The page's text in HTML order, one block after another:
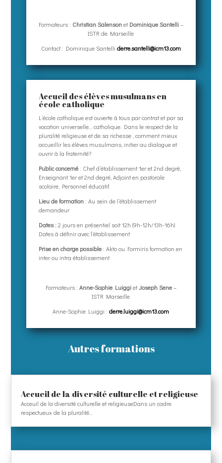
Formateurs : Christian SalensonetDominique Santelli–
ISTR de Marseille
Contact : Dominique Santelli derre.santelli@icm13.com
Accueil des élèves musulmans en
école catholique
L’école catholique est ouverte à tous par contrat et par sa
vocation universelle… catholique. Dans le respect de la
pluralité religieuse et de sa richesse , comment mieux
accueillir les élèves musulmans, initier au dialogue et
ouvrir à la fraternité?
Public concerné: Chef d’établissement 1er et 2nd degré,
Enseignant 1er et 2nd degré, Adjoint en pastorale
scolaire, Personnel éducatif.
Lieu de formation: Au sein de l’établissement
demandeur
Dates :2 jours en présentiel soit 12h (9h-12h/13h-16h)
Dates à définir avec l’établissement
Prise en charge possible: Akto ou Formiris formation en
inter ou intra établissement
Formateurs : Anne-Sophie LuiggietJoseph Sene–
ISTR Marseille
Anne-Sophie Luiggi :derre.luiggi@icm13.com
Autres formations
Accueil de la diversité culturelle et religieuse
Acceuil de la diversité culturelle et religieuseDans un cadre
respectueux de la pluralité...